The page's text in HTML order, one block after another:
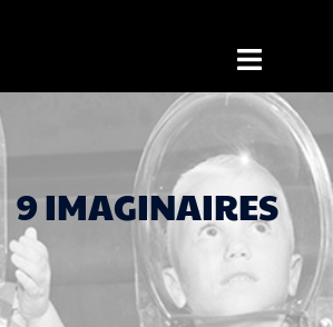
Ouvrir/fermer
menu
9 IMAGINAIRES